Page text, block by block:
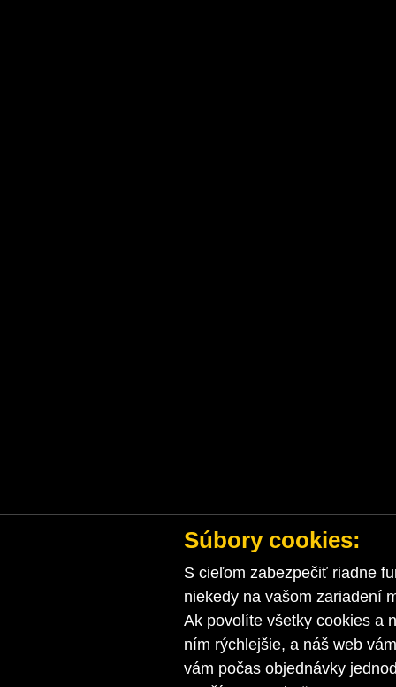
Súbory cookies:
S cieľom zabezpečiť riadne
niekedy na vašom zariadení
Ak povolíte všetky cookies a
ním rýchlejšie, a náš web
vám počas objednávky